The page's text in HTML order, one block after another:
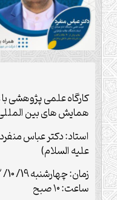
کارگاه علمی پژوهشی
همایش های بین
استاد: دکتر عباس
علیه السلام)
زمان: چهارشنبه 19/ 10/ 1403
ساعت: ۱۰ صبح